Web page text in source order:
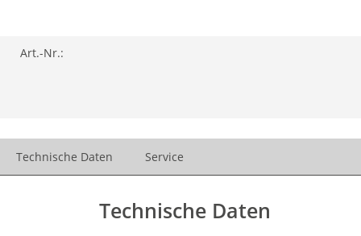
Art.-Nr.:
Technische Daten Service
Technische Daten